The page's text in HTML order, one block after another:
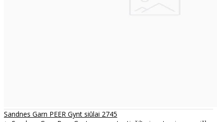
Sandnes Garn PEER Gynt siūlai 2745